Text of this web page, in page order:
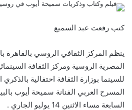
كتب رفعت عبد السميع
ينظم المركز الثقافي الروسي بالقاهرة
المصرية الروسية ومركز الثقافة
للسينما بوزارة الثقافة احتفالية
المسرح العربي الفنانة سميحة أيوب
السابعة مساء الاثنين 14 يوليو الجاري .